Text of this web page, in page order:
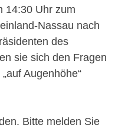
14:30 Uhr zum
Nassau nach
des
sie sich den Fragen
Augenhöhe“
Bitte melden Sie